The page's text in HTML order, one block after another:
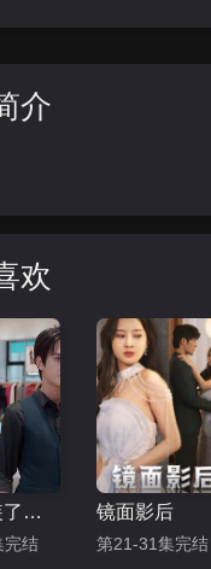
介
欢
商总别装了夫人是隐藏大佬
完结
镜面影后
第21-31集完结